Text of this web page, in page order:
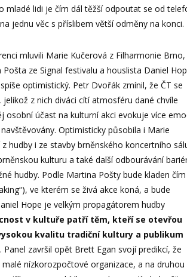
mladé lidi je čím dál těžší odpoutat se od
jednu věc s příslibem větší odměny na konci.
mluvili Marie Kučerová z Filharmonie Brno,
ze Signal festivalu a houslista Daniel
optimistický. Petr Dvořák zmínil, že ČT se
z nich diváci cítí atmosféru dané chvíle
osobní účast na kulturní akci evokuje více
Optimisticky působila i Marie
hudby i ze stavby brněnského koncertního
kulturu a také další odbourávání
hudby. Podle Martina Pošty bude kladen
ve kterém se živá akce koná, a bude
Hope je velkým propagátorem hudby
v kultuře patří těm, kteří se otevřou
kvalitu tradiční kultury a publikum
. Panel završil opět Brett Egan svojí predikcí, že
nízkorozpočtové organizace, a na druhou